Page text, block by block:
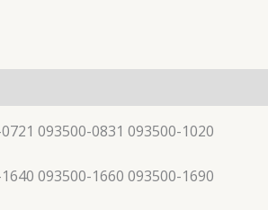
093500-0831 093500-1020
093500-1660 093500-1690